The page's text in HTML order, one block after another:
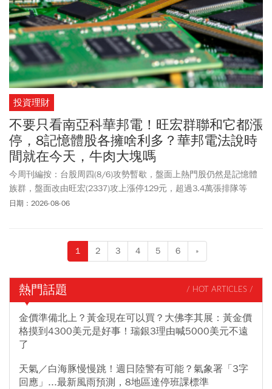
投資理財
不要只看南亞科華邦電！旺宏群聯和它都漲
停，8記憶體股各擁啥利多？華邦電法說時
間就在今天，牛肉大塊嗎
今周刊編按：台股周四(8/6)攻勢暫歇，盤面上熱門股仍然是記憶體
族群，盤面改由旺宏(2337)攻上漲停129元，超過3.4萬張排隊等
買，旺宏有投信認養買超萬張，無懼外資連2天賣超高達3.9萬張。
過上億元累計加碼群聯100張。至於本波漲勢超強的華邦電(2344)周
四下午3點將舉辦法說會，在連日漲停後觀望氣氛濃厚、在平盤上下
漲逾3%格局。大陸深圳華強北市場最新1周DRAM報價更勁揚14%，
出現今年以來罕見的急漲行情，外界多認為，南亞科、華邦電、威
剛(3260)、創見(2451)、十銓(4967)、宇瞻(8271)等後市不看淡，反
映在股價上，威剛周四上漲6%喜迎逾半根停板，創見漲逾3%，十銓
逾4.5%，宇瞻更是觸及漲停價249.5元。
日期：2026-08-06
1 2 3 4 5 6 »
熱門話題 / HOT ARTICLES /
金價準備北上？黃金現在可以買？大佛李其展：黃金價
格摸到4300美元是好事！瑞銀3理由喊5000美元不遠
了
天氣／白海豚慢慢跳！週日陸警有可能？氣象署「3字
回應」...最新風雨預測，8地區達停班課標準